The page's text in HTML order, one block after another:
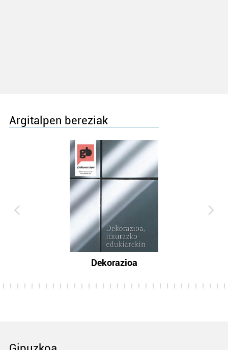
Argitalpen bereziak
Dekorazioa